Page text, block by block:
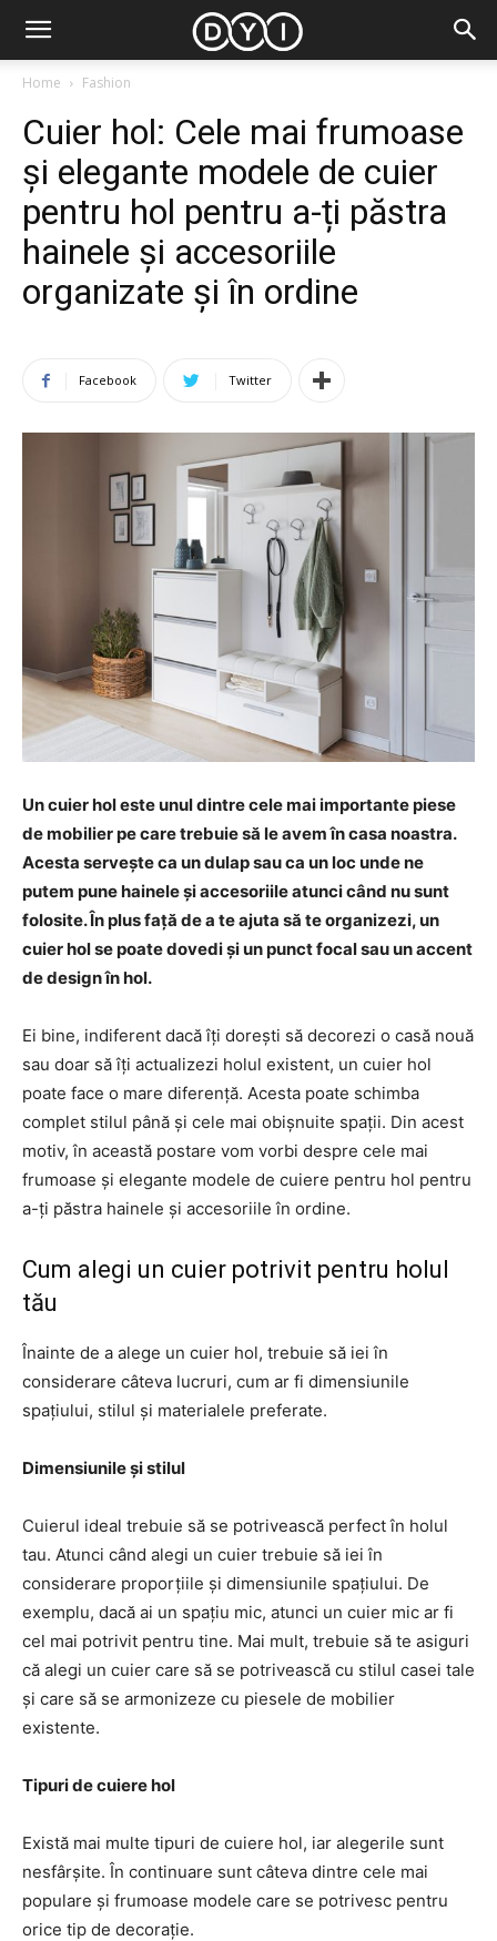
Home Fashion
Cuier hol: Cele mai frumoase
și elegante modele de cuier
pentru hol pentru a-ți păstra
hainele și accesoriile
organizate și în ordine
Facebook Twitter
Un cuier hol este unul dintre cele mai importante piese
de mobilier pe care trebuie să le avem în casa noastra.
Acesta servește ca un dulap sau ca un loc unde ne
putem pune hainele și accesoriile atunci când nu sunt
folosite. În plus față de a te ajuta să te organizezi, un
cuier hol se poate dovedi și un punct focal sau un accent
de design în hol.
Ei bine, indiferent dacă îți dorești să decorezi o casă nouă
sau doar să îți actualizezi holul existent, un cuier hol
poate face o mare diferență. Acesta poate schimba
complet stilul până și cele mai obișnuite spații. Din acest
motiv, în această postare vom vorbi despre cele mai
frumoase și elegante modele de cuiere pentru hol pentru
a-ți păstra hainele și accesoriile în ordine.
Cum alegi un cuier potrivit pentru holul
tău
Înainte de a alege un cuier hol, trebuie să iei în
considerare câteva lucruri, cum ar fi dimensiunile
spațiului, stilul și materialele preferate.
Dimensiunile și stilul
Cuierul ideal trebuie să se potrivească perfect în holul
tau. Atunci când alegi un cuier trebuie să iei în
considerare proporțiile și dimensiunile spațiului. De
exemplu, dacă ai un spațiu mic, atunci un cuier mic ar fi
cel mai potrivit pentru tine. Mai mult, trebuie să te asiguri
că alegi un cuier care să se potrivească cu stilul casei tale
și care să se armonizeze cu piesele de mobilier
existente.
Tipuri de cuiere hol
Există mai multe tipuri de cuiere hol, iar alegerile sunt
nesfârșite. În continuare sunt câteva dintre cele mai
populare și frumoase modele care se potrivesc pentru
orice tip de decorație.